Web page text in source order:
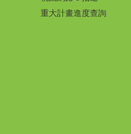
重大計畫進度查詢